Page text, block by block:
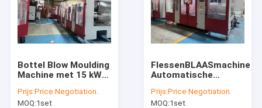
Bottel Blow Moulding
Machine met 15 kW
vermogen
Prijs:Price Negotiation.
MOQ:1set
FlessenBLAASmachine
Automatische
MEPER
Prijs:Price Negotiation.
MOQ:1set